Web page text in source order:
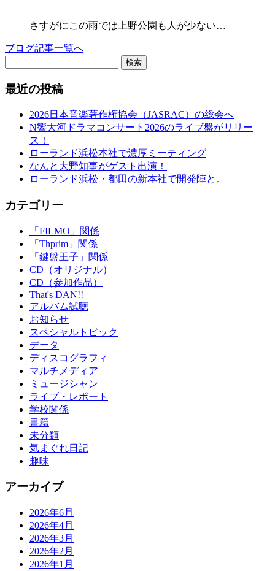
さすがにこの雨では上野公園も人が少ない…
ブログ記事一覧へ
検索
最近の投稿
2026日本音楽著作権協会（JASRAC）の総会へ
N響大河ドラマコンサート2026のライブ盤がリリー
ス！
ローランド浜松本社で濃厚ミーティング
なんと大野知事がゲスト出演！
ローランド浜松・都田の新本社で開発陣と。
カテゴリー
「FILMO」関係
「Thprim」関係
「鍵盤王子」関係
CD（オリジナル）
CD（参加作品）
That's DAN!!
アルバム試聴
お知らせ
スペシャルトピック
データ
ディスコグラフィ
マルチメディア
ミュージシャン
ライブ・レポート
学校関係
書籍
未分類
気まぐれ日記
趣味
アーカイブ
2026年6月
2026年4月
2026年3月
2026年2月
2026年1月